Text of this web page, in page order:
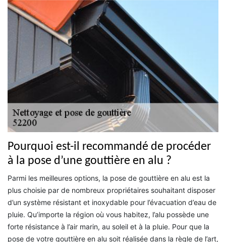
Pourquoi est-il recommandé de procéder
à la pose d’une gouttière en alu ?
Parmi les meilleures options, la pose de gouttière en alu est la
plus choisie par de nombreux propriétaires souhaitant disposer
d’un système résistant et inoxydable pour l’évacuation d’eau de
pluie. Qu’importe la région où vous habitez, l’alu possède une
forte résistance à l’air marin, au soleil et à la pluie. Pour que la
pose de votre gouttière en alu soit réalisée dans la règle de l’art,